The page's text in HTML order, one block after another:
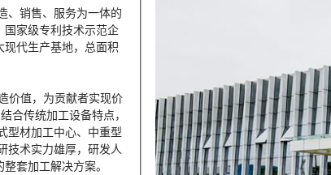
、销售、服务为一体的
国家级专利技术示范企
代生产基地，总面积
价值，为贡献者实现价
合传统加工设备特点，
型材加工中心、中重型
技术实力雄厚，研发人
套加工解决方案。